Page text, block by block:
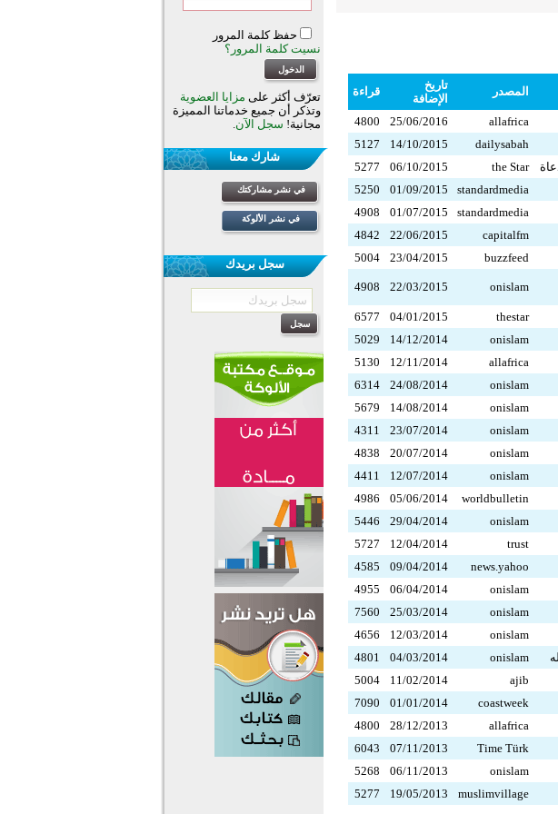
المصدر
تاريخ
الإضافة
قراءة
allafrica
25/06/2016
4800
dailysabah
14/10/2015
5127
the Star
06/10/2015
5277
standardmedia
01/09/2015
5250
standardmedia
01/07/2015
4908
capitalfm
22/06/2015
4842
buzzfeed
23/04/2015
5004
onislam
22/03/2015
4908
thestar
04/01/2015
6577
onislam
14/12/2014
5029
allafrica
12/11/2014
5130
onislam
24/08/2014
6314
onislam
14/08/2014
5679
onislam
23/07/2014
4311
onislam
20/07/2014
4838
onislam
12/07/2014
4411
worldbulletin
05/06/2014
4986
onislam
29/04/2014
5446
trust
12/04/2014
5727
news.yahoo
09/04/2014
4585
onislam
06/04/2014
4955
onislam
25/03/2014
7560
onislam
12/03/2014
4656
onislam
04/03/2014
4801
ajib
11/02/2014
5004
coastweek
01/01/2014
7090
allafrica
28/12/2013
4800
Time Türk
07/11/2013
6043
onislam
06/11/2013
5268
muslimvillage
19/05/2013
5277
حفظ كلمة المرور
نسيت كلمة المرور؟
تعرّف أكثر على مزايا العضوية
وتذكر أن جميع خدماتنا المميزة
مجانية! سجل الآن.
شارك معنا
في نشر مشاركتك
في نشر الألوكة
سجل بريدك